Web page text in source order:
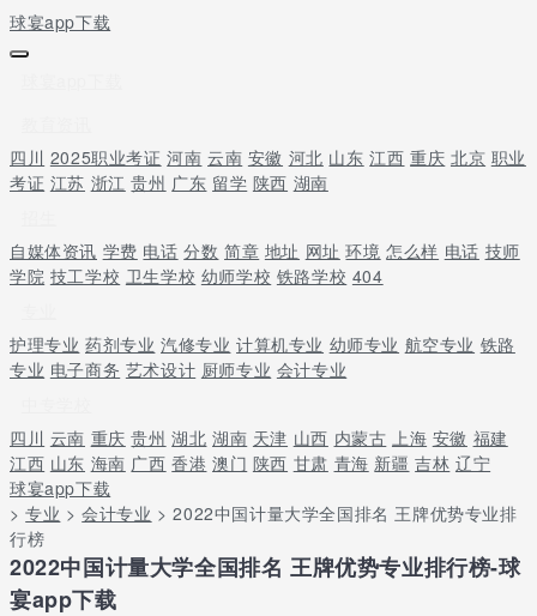
球宴app下载
四川 2025职业考证 河南 云南 安徽 河北 山东 江西 重庆 北京 职业
考证 江苏 浙江 贵州 广东 留学 陕西 湖南
自媒体资讯 学费 电话 分数 简章 地址 网址 环境 怎么样 电话 技师
学院 技工学校 卫生学校 幼师学校 铁路学校 404
护理专业 药剂专业 汽修专业 计算机专业 幼师专业 航空专业 铁路
专业 电子商务 艺术设计 厨师专业 会计专业
四川 云南 重庆 贵州 湖北 湖南 天津 山西 内蒙古 上海 安徽 福建
江西 山东 海南 广西 香港 澳门 陕西 甘肃 青海 新疆 吉林 辽宁
球宴app下载
>专业 >会计专业 > 2022中国计量大学全国排名 王牌优势专业排
行榜
2022中国计量大学全国排名 王牌优势专业排行榜-球
宴app下载